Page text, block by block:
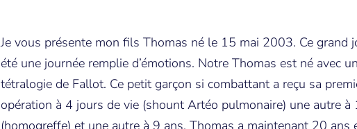
Je vous présente mon fils Thomas né le 15 mai 2003. Ce grand
été une journée remplie d’émotions. Notre Thomas est né avec
tétralogie de Fallot. Ce petit garçon si combattant a reçu sa
opération à 4 jours de vie (shount Artéo pulmonaire) une autre à
(homogreffe) et une autre à 9 ans. Thomas a maintenant 20 ans